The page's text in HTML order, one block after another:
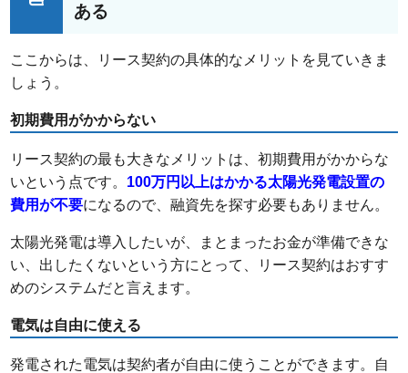
ある
ここからは、リース契約の具体的なメリットを見ていきま
しょう。
初期費用がかからない
リース契約の最も大きなメリットは、初期費用がかからな
いという点です。 100万円以上はかかる太陽光発電設置の
費用が不要になるので、融資先を探す必要もありません。
太陽光発電は導入したいが、まとまったお金が準備できな
い、出したくないという方にとって、リース契約はおすす
めのシステムだと言えます。
電気は自由に使える
発電された電気は契約者が自由に使うことができます。自